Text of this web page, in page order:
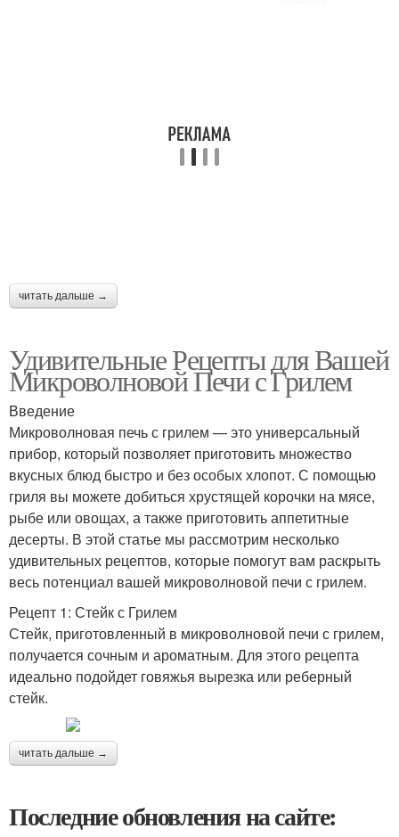
читать дальше →
Удивительные Рецепты для Вашей
Микроволновой Печи с Грилем
Введение
Микроволновая печь с грилем — это универсальный
прибор, который позволяет приготовить множество
вкусных блюд быстро и без особых хлопот. С помощью
гриля вы можете добиться хрустящей корочки на мясе,
рыбе или овощах, а также приготовить аппетитные
десерты. В этой статье мы рассмотрим несколько
удивительных рецептов, которые помогут вам раскрыть
весь потенциал вашей микроволновой печи с грилем.
Рецепт 1: Стейк с Грилем
Стейк, приготовленный в микроволновой печи с грилем,
получается сочным и ароматным. Для этого рецепта
идеально подойдет говяжья вырезка или реберный
стейк.
читать дальше →
Последние обновления на сайте: